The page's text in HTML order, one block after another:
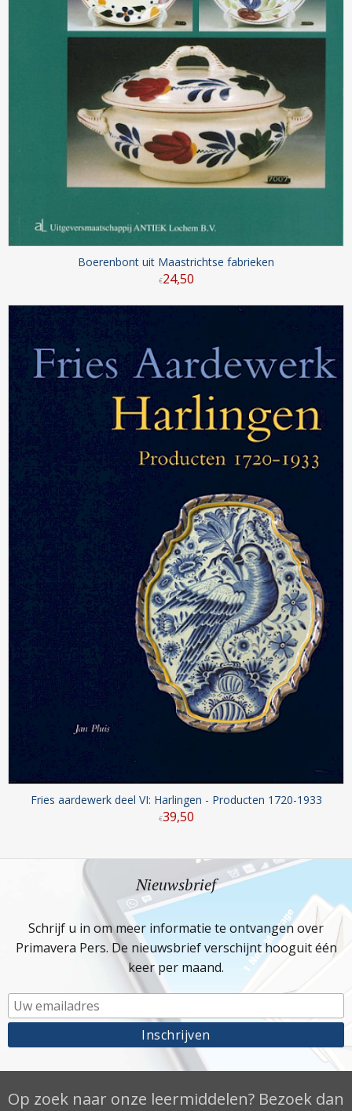
Boerenbont uit Maastrichtse fabrieken
€24,50
Fries aardewerk deel VI: Harlingen - Producten 1720-1933
€39,50
Nieuwsbrief
Schrijf u in om meer informatie te ontvangen over
Primavera Pers. De nieuwsbrief verschijnt hooguit één
keer per maand.
Op zoek naar onze leermiddelen? Bezoek dan